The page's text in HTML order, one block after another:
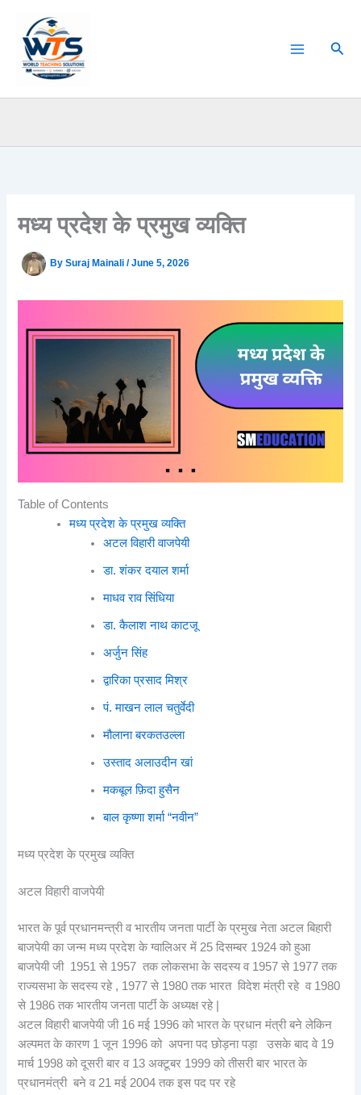
content
मध्य प्रदेश के प्रमुख व्यक्ति
BySuraj Mainali/June 5, 2026
Table of Contents
मध्य प्रदेश के प्रमुख व्यक्ति
अटल विहारी वाजपेयी
डा. शंकर दयाल शर्मा
माधव राव सिंधिया
डा. कैलाश नाथ काटजू
अर्जुन सिंह
द्वारिका प्रसाद मिश्र
पं. माखन लाल चतुर्वेदी
मौलाना बरकतउल्ला
उस्ताद अलाउदीन खां
मकबूल फ़िदा हुसैन
बाल कृष्णा शर्मा “नवीन”
मध्य प्रदेश के प्रमुख व्यक्ति
अटल विहारी वाजपेयी
भारत के पूर्व प्रधानमन्त्री व भारतीय जनता पार्टी के प्रमुख नेता अटल बिहारी
बाजपेयी का जन्म मध्य प्रदेश के ग्वालिअर में 25 दिसम्बर 1924 को हुआ
बाजपेयी जी 1951 से 1957 तक लोकसभा के सदस्य व 1957 से 1977 तक
राज्यसभा के सदस्य रहे , 1977 से 1980 तक भारत विदेश मंत्री रहे व 1980
से 1986 तक भारतीय जनता पार्टी के अध्यक्ष रहे |
अटल विहारी बाजपेयी जी 16 मई 1996 को भारत के प्रधान मंत्री बने लेकिन
अल्पमत के कारण 1 जून 1996 को अपना पद छोड़ना पड़ा उसके बाद वे 19
मार्च 1998 को दूसरी बार व 13 अक्टूबर 1999 को तीसरी बार भारत के
प्रधानमंत्री बने व 21 मई 2004 तक इस पद पर रहे